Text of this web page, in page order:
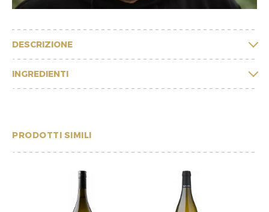
DESCRIZIONE
INGREDIENTI
PRODOTTI SIMILI